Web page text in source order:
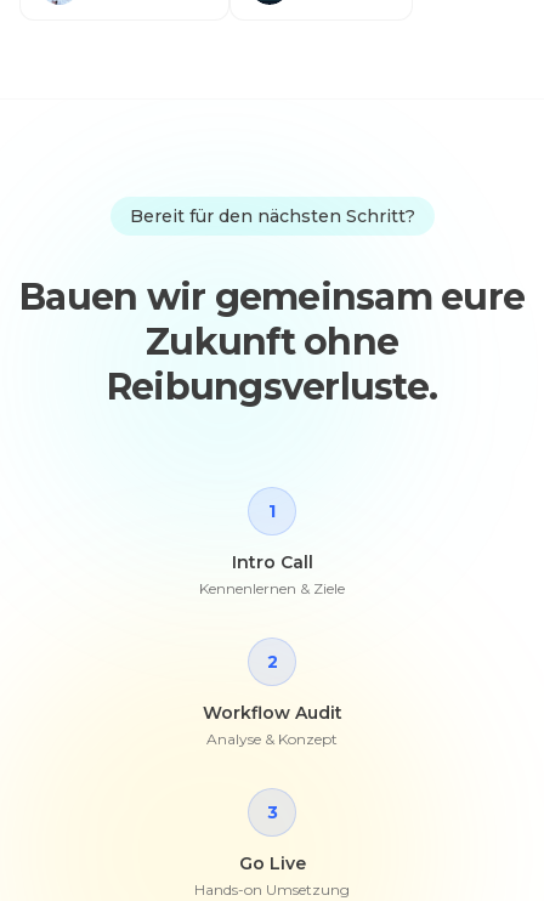
Bereit für den nächsten Schritt?
Bauen wir gemeinsam eure
Zukunft ohne
Reibungsverluste.
1
Intro Call
Kennenlernen & Ziele
2
Workflow Audit
Analyse & Konzept
3
Go Live
Hands-on Umsetzung